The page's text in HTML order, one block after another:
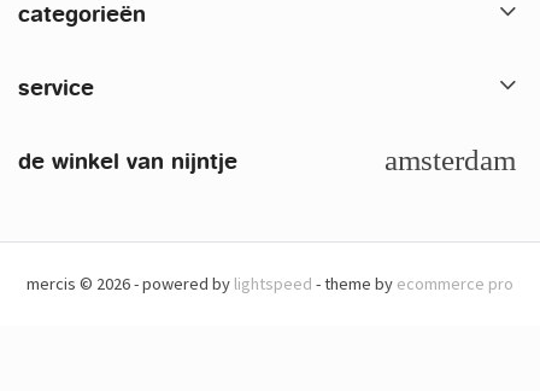
categorieën
service
de winkel van nijntje
mercis © 2026 - powered by lightspeed - theme by ecommerce pro